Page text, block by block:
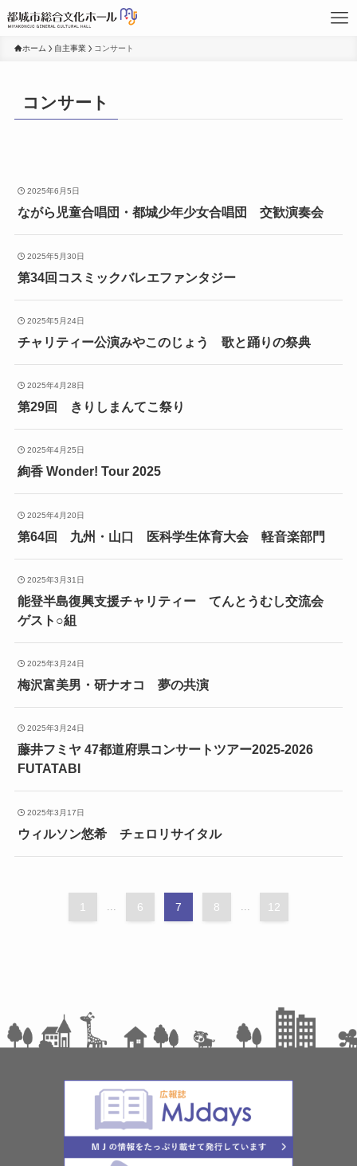
ホーム 自主事業 コンサート
コンサート
2025年6月5日
ながら児童合唱団・都城少年少女合唱団 交歓演奏会
2025年5月30日
第34回コスミックバレエファンタジー
2025年5月24日
チャリティー公演みやこのじょう 歌と踊りの祭典
2025年4月28日
第29回 きりしまんてこ祭り
2025年4月25日
絢香 Wonder! Tour 2025
2025年4月20日
第64回 九州・山口 医科学生体育大会 軽音楽部門
2025年3月31日
能登半島復興支援チャリティー てんとうむし交流会
ゲスト○組
2025年3月24日
梅沢富美男・研ナオコ 夢の共演
2025年3月24日
藤井フミヤ 47都道府県コンサートツアー2025-2026
FUTATABI
2025年3月17日
ウィルソン悠希 チェロリサイタル
1 6 7 8 12